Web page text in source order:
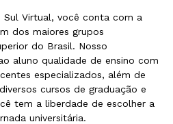
Sul Virtual, você conta com a
dos maiores grupos
do Brasil. Nosso
aluno qualidade de ensino com
especializados, além de
cursos de graduação e
tem a liberdade de escolher a
universitária.
ou